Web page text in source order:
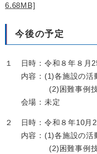
6.68MB]
今後の予定
１​ 日時：令和８年８月
内容：(1)各施設の活
(2)困難事例技
会場：未定
２ 日時：令和８年10月
内容：(1)各施設の活
(2)困難事例技